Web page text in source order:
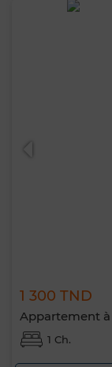
1 300 TND
Appartement à
1 Ch.